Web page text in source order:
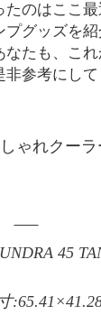
のはここ最
グッズを紹
たも、こ
参考にして
ゃれクーラ
45